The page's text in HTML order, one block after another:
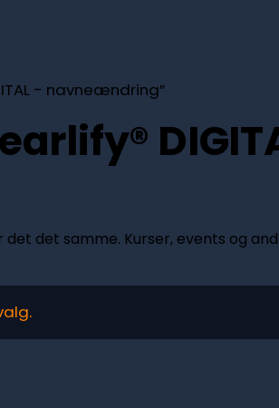
- navneændring”
det det samme. Kurser, events og